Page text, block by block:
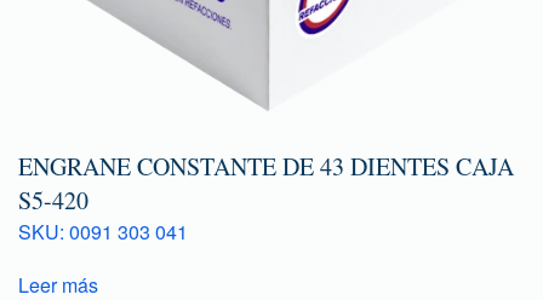
ENGRANE CONSTANTE DE 43 DIENTES CAJA
S5-420
SKU: 0091 303 041
Leer más